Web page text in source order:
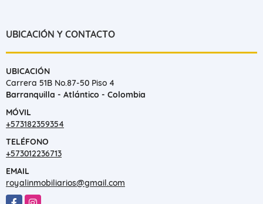
UBICACIÓN Y CONTACTO
UBICACIÓN
Carrera 51B No.87-50 Piso 4
Barranquilla - Atlántico - Colombia
MÓVIL
+573182359354
TELÉFONO
+573012236713
EMAIL
royalinmobiliarios@gmail.com
FacebookInstagram